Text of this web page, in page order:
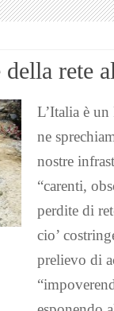
rete
L’Italia è un
ne
nostre
“carenti,
perdite di
cio’
prelievo di